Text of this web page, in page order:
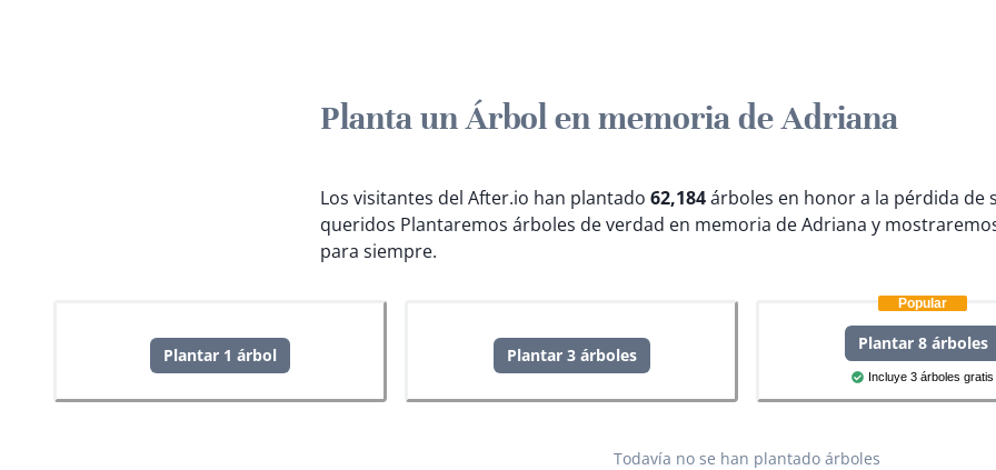
Planta un Árbol en memoria de Adriana
Los visitantes del After.io han plantado 62,184árboles en honor a la pérdida de
queridos Plantaremos árboles de verdad en memoria de Adriana y
para siempre.
Plantar 1 árbol Plantar 3 árboles
Popular
Plantar 8 árboles
Incluye 3 árboles gratis
Todavía no se han plantado árboles